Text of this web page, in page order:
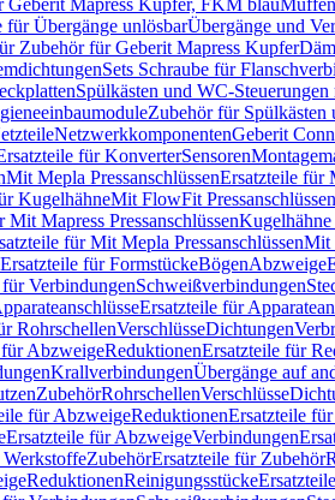
Geberit Mapress Kupfer, FKM blauMuffen
für Übergänge unlösbarÜbergänge und
Zubehör für Geberit Mapress Kupfer
Sets Schraube für
Spülkästen und WC-
Zubehör für
NetzwerkkomponentenGeberit
für KonverterSensoren
Mit Mepla PressanschlüssenErsatzteile für
KugelhähneMit FlowFit Pressanschlüssen
Mit Mapress Pressanschlüssen
für Mit Mepla PressanschlüssenMit
Ersatzteile für FormstückeBögenAbzweige
VerbindungenSchweißverbindungen
Ersatzteile für
RohrschellenVerschlüsseDichtungen
AbzweigeReduktionenErsatzteile für
KrallverbindungenÜbergänge auf
ZubehörRohrschellenVerschlüsse
für AbzweigeReduktionenErsatzteile
Ersatzteile für AbzweigeVerbindungen
WerkstoffeZubehörErsatzteile für Zubehör
ReduktionenReinigungsstücke